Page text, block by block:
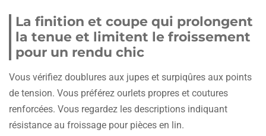
La finition et coupe qui prolongent
la tenue et limitent le froissement
pour un rendu chic
Vous vérifiez doublures aux jupes et surpiqûres aux points
de tension. Vous préférez ourlets propres et coutures
renforcées. Vous regardez les descriptions indiquant
résistance au froissage pour pièces en lin.